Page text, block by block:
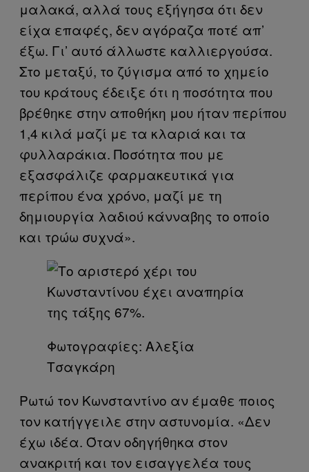
μαλακά, αλλά τους εξήγησα ότι δεν
είχα επαφές, δεν αγόραζα ποτέ απ’
έξω. Γι’ αυτό άλλωστε καλλιεργούσα.
Στο μεταξύ, το ζύγισμα από το χημείο
του κράτους έδειξε ότι η ποσότητα που
βρέθηκε στην αποθήκη μου ήταν περίπου
1,4 κιλά μαζί με τα κλαριά και τα
φυλλαράκια. Ποσότητα που με
εξασφάλιζε φαρμακευτικά για
περίπου ένα χρόνο, μαζί με τη
δημιουργία λαδιού κάνναβης το οποίο
και τρώω συχνά».
Φωτογραφίες: Αλεξία
Τσαγκάρη
Ρωτώ τον Κωνσταντίνο αν έμαθε ποιος
τον κατήγγειλε στην αστυνομία. «Δεν
έχω ιδέα. Όταν οδηγήθηκα στον
ανακριτή και τον εισαγγελέα τους